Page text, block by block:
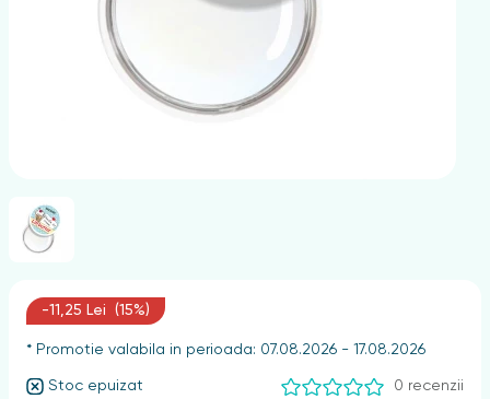
-11,25 Lei (15%)
* Promotie valabila in perioada: 07.08.2026 - 17.08.2026
Stoc epuizat 0 recenzii